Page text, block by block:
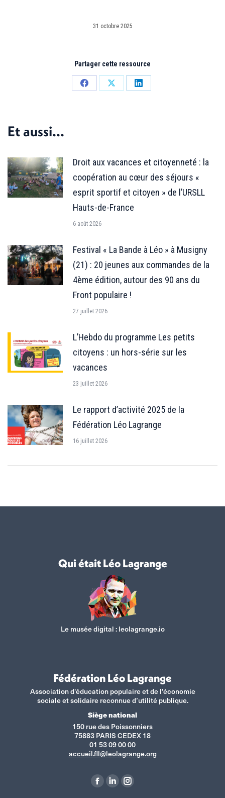
31 octobre 2025
Partager cette ressource
PartagerPartagerPartager
Et aussi...
Droit aux vacances et citoyenneté : la
coopération au cœur des séjours «
esprit sportif et citoyen » de l’URSLL
Hauts-de-France
6 août 2026
Festival « La Bande à Léo » à Musigny
(21) : 20 jeunes aux commandes de la
4ème édition, autour des 90 ans du
Front populaire !
27 juillet 2026
L’Hebdo du programme Les petits
citoyens : un hors-série sur les
vacances
23 juillet 2026
Le rapport d’activité 2025 de la
Fédération Léo Lagrange
16 juillet 2026
Qui était Léo Lagrange
Le musée digital : leolagrange.io
Fédération Léo Lagrange
Association d'éducation populaire et de l'économie
sociale et solidaire reconnue d’utilité publique.
Siège national
150 rue des Poissonniers
75883 PARIS CEDEX 18
01 53 09 00 00
accueil.fll@leolagrange.org
La
La
La